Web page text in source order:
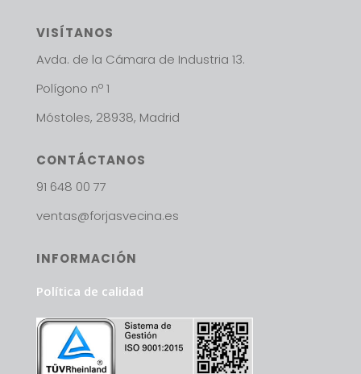
VISÍTANOS
Avda. de la Cámara de Industria 13.
Polígono nº 1
Móstoles, 28938, Madrid
CONTÁCTANOS
91 648 00 77
ventas@forjasvecina.es
INFORMACIÓN
Política de calidad